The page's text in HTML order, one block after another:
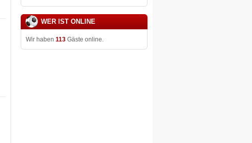
WER IST ONLINE
Wir haben 113Gäste online.